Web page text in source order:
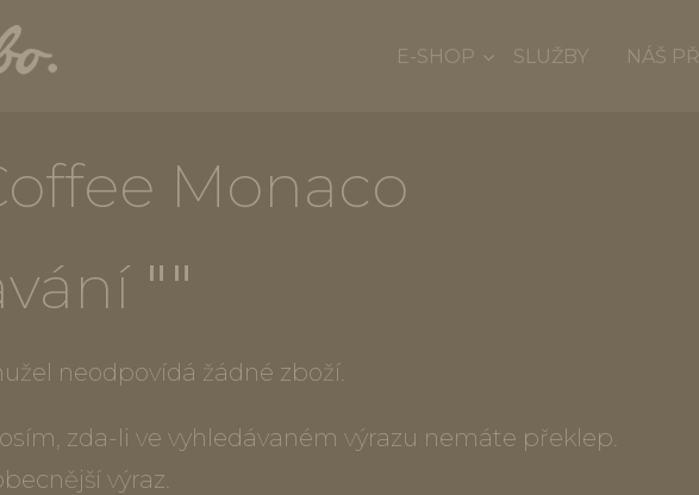
Monaco
""
neodpovídá žádné zboží.
zda-li ve vyhledávaném výrazu nemáte překlep.
výraz.
E-SHOP SLUŽBY NÁŠ